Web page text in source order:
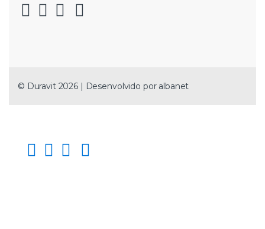
© Duravit 2026 | Desenvolvido por albanet